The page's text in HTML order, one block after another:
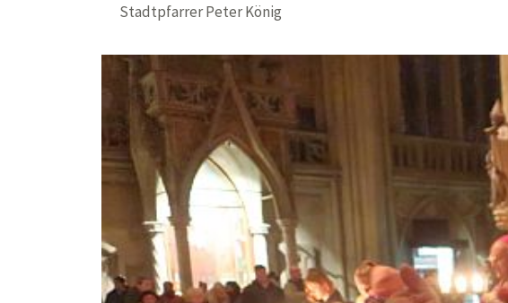
Stadtpfarrer Peter König